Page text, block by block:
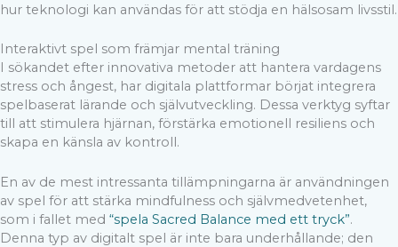
hur teknologi kan användas för att stödja en hälsosam livsstil.
Interaktivt spel som främjar mental träning
I sökandet efter innovativa metoder att hantera vardagens
stress och ångest, har digitala plattformar börjat integrera
spelbaserat lärande och självutveckling. Dessa verktyg syftar
till att stimulera hjärnan, förstärka emotionell resiliens och
skapa en känsla av kontroll.
En av de mest intressanta tillämpningarna är användningen
av spel för att stärka mindfulness och självmedvetenhet,
som i fallet med “spela Sacred Balance med ett tryck”.
Denna typ av digitalt spel är inte bara underhållande; den